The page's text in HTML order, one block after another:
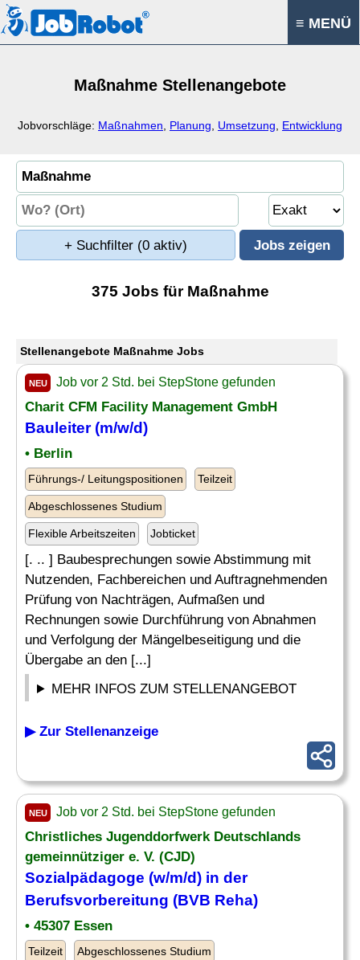
≡ MENÜ
Maßnahme Stellenangebote
Jobvorschläge: Maßnahmen Planung Umsetzung Entwicklung
+ Suchfilter (0 aktiv)
375 Jobs für Maßnahme
Stellenangebote Maßnahme Jobs
NEU Job vor 2 Std. bei StepStone gefunden
Charit CFM Facility Management GmbH
Bauleiter (m/w/d)
• Berlin
Führungs-/ Leitungspositionen Teilzeit
Abgeschlossenes Studium
Flexible Arbeitszeiten Jobticket
[. .. ] Baubesprechungen sowie Abstimmung mit
Nutzenden, Fachbereichen und Auftragnehmenden
Prüfung von Nachträgen, Aufmaßen und
Rechnungen sowie Durchführung von Abnahmen
und Verfolgung der Mängelbeseitigung und die
Übergabe an den [...]
MEHR INFOS ZUM STELLENANGEBOT
▶ Zur Stellenanzeige
NEU Job vor 2 Std. bei StepStone gefunden
Christliches Jugenddorfwerk Deutschlands
gemeinnütziger e. V. (CJD)
Sozialpädagoge (w/m/d) in der
Berufsvorbereitung (BVB Reha)
• 45307 Essen
Teilzeit Abgeschlossenes Studium